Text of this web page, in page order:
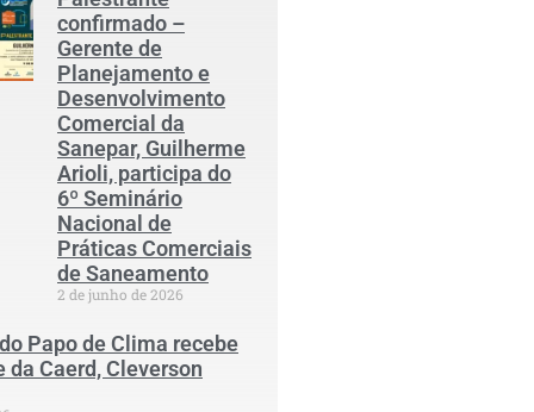
confirmado –
Gerente de
Planejamento e
Desenvolvimento
Comercial da
Sanepar, Guilherme
Arioli, participa do
6º Seminário
Nacional de
Práticas Comerciais
de Saneamento
2 de junho de 2026
Papo de Clima recebe
da Caerd, Cleverson